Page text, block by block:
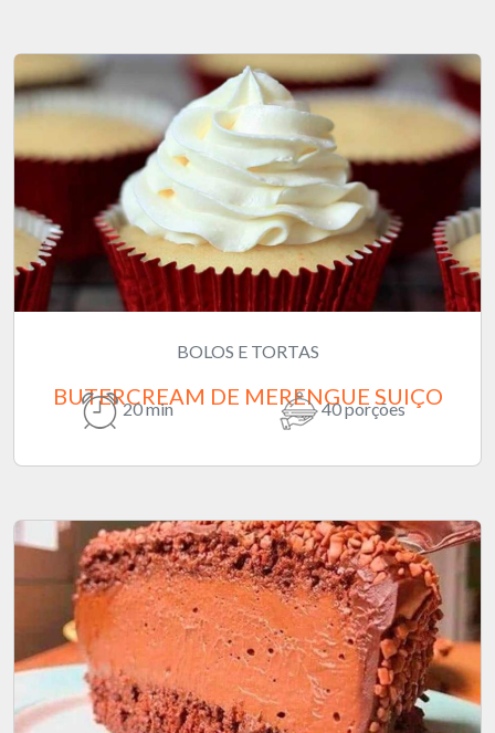
BOLOS E TORTAS
BUTERCREAM DE MERENGUE SUIÇO
20 min 40 porções